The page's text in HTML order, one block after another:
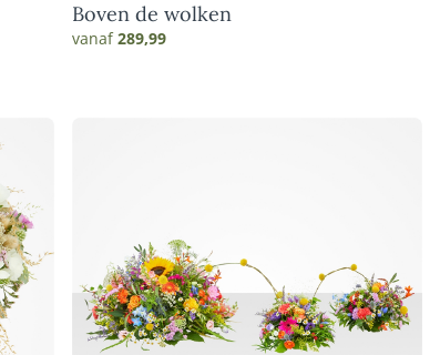
Boven de wolken
vanaf289,99